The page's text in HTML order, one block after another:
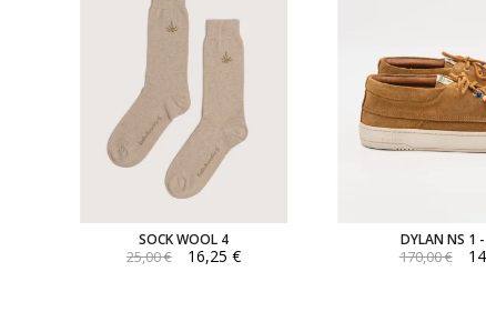
SOCK WOOL 4
25,00 € 16,25 €
DYLAN NS 1 -
170,00 €